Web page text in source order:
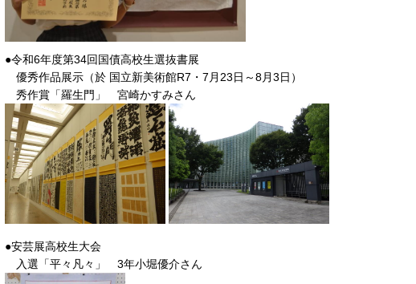
●令和6年度第34回国債高校生選抜書展
優秀作品展示（於 国立新美術館R7・7月23日～8月3日）
秀作賞「羅生門」 宮崎かすみさん
●安芸展高校生大会
入選「平々凡々」 3年小堀優介さん